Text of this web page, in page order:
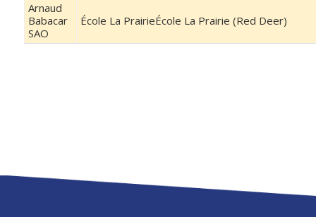
Arnaud
Babacar
SAO
École La PrairieÉcole La Prairie (Red Deer)